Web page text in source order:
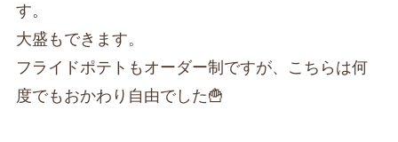
す。
大盛もできます。
フライドポテトもオーダー制ですが、こちらは何
度でもおかわり自由でした🍟